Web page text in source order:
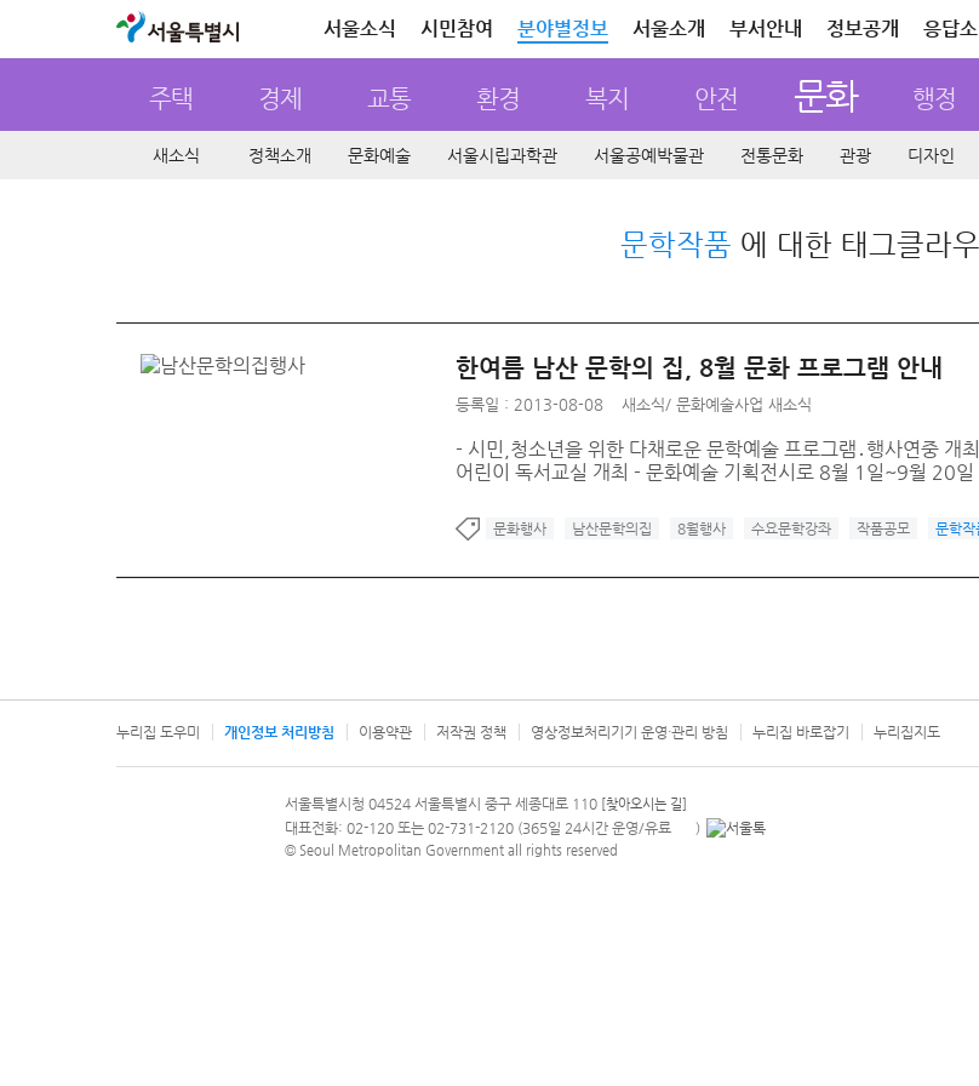
서울특별시 서울소식 시민참여 분야별정보 서울소개 부서안내 정보공개 응답소
주택 경제 교통 환경 복지 안전 문화 행정
새소식 정책소개 문화예술 서울시립과학관 서울공예박물관 전통문화 관광 디자인
문학작품 에 대한 태그클라
한여름 남산 문학의 집, 8월 문화 프로그램 안내
등록일 : 2013-08-08 새소식/ 문화예술사업 새소식
- 시민,청소년을 위한 다채로운 문학예술 프로그램․행사연중
어린이 독서교실 개최 - 문화예술 기획전시로 8월 1일~9월 20
문화행사 남산문학의집 8월행사 수요문학강좌 작품공모 문학작
누리집 도우미 개인정보 처리방침 이용약관 저작권 정책 영상정보처리기기 운영·관리 방침 누리집 바로잡기 누리집지도
문의 전화번호 120, 120 다산콜재단
서울특별시청 04524 서울특별시 중구 세종대로 110 [찾아오시는 길]
대표전화: 02-120 또는 02-731-2120 (365일 24시간 운영/유료 안내팝업 열기
)
© Seoul Metropolitan Government all rights reserved